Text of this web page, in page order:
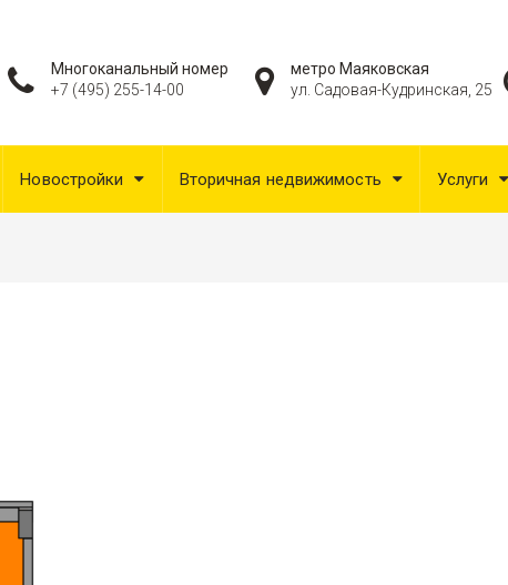
метро Маяковская
ул. Садовая-Кудринская, 25
Многоканальный номер
+7 (495) 255-14-00
Новостройки Вторичная недвижимость Услуги